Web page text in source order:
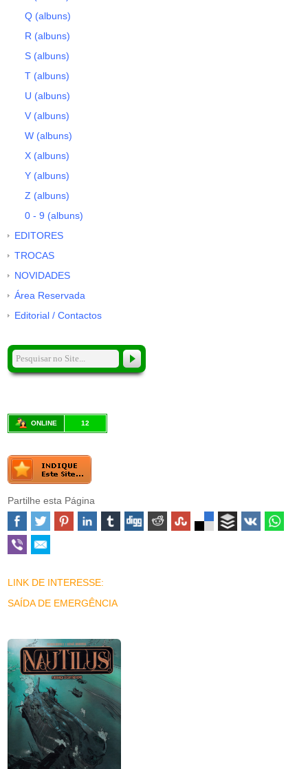
Q (albuns)
R (albuns)
S (albuns)
T (albuns)
U (albuns)
V (albuns)
W (albuns)
X (albuns)
Y (albuns)
Z (albuns)
0 - 9 (albuns)
EDITORES
TROCAS
NOVIDADES
Área Reservada
Editorial / Contactos
ONLINE 12
Partilhe esta Página
LINK DE INTERESSE:
SAÍDA DE EMERGÊNCIA